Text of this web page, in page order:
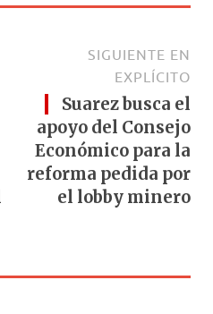
SIGUIENTE EN
EXPLÍCITO
Suarez busca el
apoyo del Consejo
Económico para la
reforma pedida por
el lobby minero